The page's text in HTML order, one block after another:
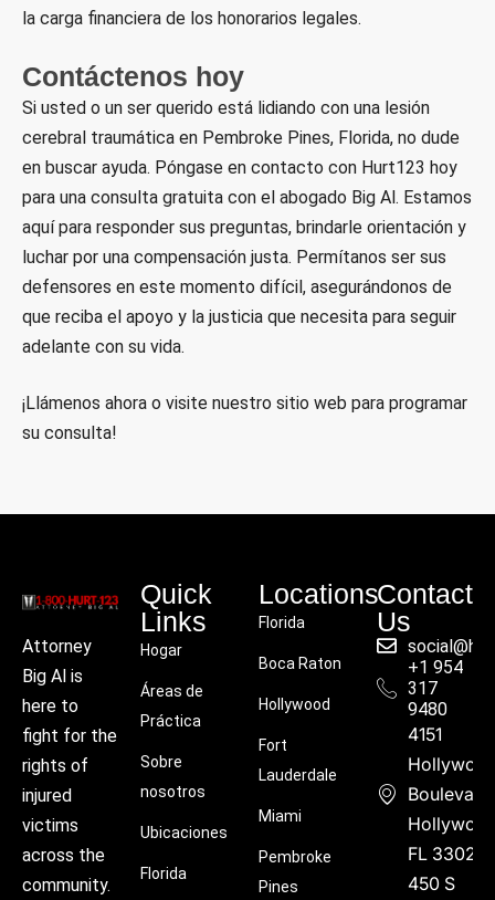
la carga financiera de los honorarios legales.
Contáctenos hoy
Si usted o un ser querido está lidiando con una lesión
cerebral traumática en Pembroke Pines, Florida, no dude
en buscar ayuda. Póngase en contacto con Hurt123 hoy
para una consulta gratuita con el abogado Big Al. Estamos
aquí para responder sus preguntas, brindarle orientación y
luchar por una compensación justa. Permítanos ser sus
defensores en este momento difícil, asegurándonos de
que reciba el apoyo y la justicia que necesita para seguir
adelante con su vida.
¡Llámenos ahora o visite nuestro sitio web para programar
su consulta!
Attorney
Big Al is
here to
fight for the
rights of
injured
victims
across the
community.
Quick
Links
Hogar
Áreas de
Práctica
Sobre
nosotros
Ubicaciones
Florida
Locations
Florida
Boca Raton
Hollywood
Fort
Lauderdale
Miami
Pembroke
Pines
Contact
Us
+1 954
317
9480
4151
Boulevard,
FL 33021
450 S